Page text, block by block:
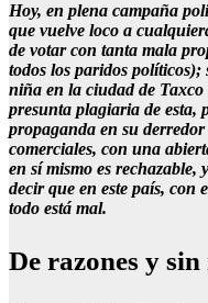
Hoy, en plena campaña
que vuelve loco a
de votar con tanta mala
todos los paridos políticos);
niña en la ciudad de
presunta plagiaria de esta,
propaganda en su
comerciales, con una
en sí mismo es rechazable,
decir que en este país, con
todo está mal.
De razones y